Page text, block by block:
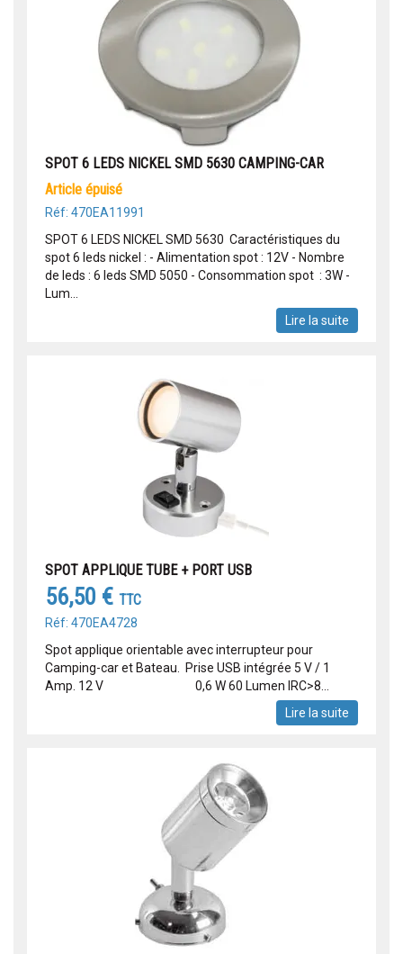
SPOT 6 LEDS NICKEL SMD 5630 CAMPING-CAR
article épuisé
Réf: 470EA11991
SPOT 6 LEDS NICKEL SMD 5630 Caractéristiques du
spot 6 leds nickel : - Alimentation spot : 12V - Nombre
de leds : 6 leds SMD 5050 - Consommation spot : 3W -
Lum...
Lire la suite
SPOT APPLIQUE TUBE + PORT USB
56,50 € TTC
Réf: 470EA4728
Spot applique orientable avec interrupteur pour
Camping-car et Bateau. Prise USB intégrée 5 V / 1
Amp. 12 V 0,6 W 60 Lumen IRC>8...
Lire la suite